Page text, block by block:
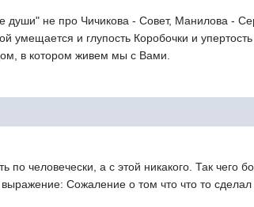
не про Чичикова - Совет, Манилова -
умещается и глупость Коробочки и
в котором живем мы с Вами.
по человечески, а с этой никакого. Так чего
Сожаление о том что что то